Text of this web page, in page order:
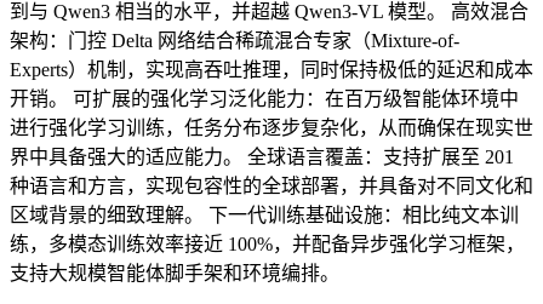
到与 Qwen3 相当的水平，并超越 Qwen3-VL 模型。 高效混合
架构：门控 Delta 网络结合稀疏混合专家（Mixture-of-
Experts）机制，实现高吞吐推理，同时保持极低的延迟和成本
开销。 可扩展的强化学习泛化能力：在百万级智能体环境中
进行强化学习训练，任务分布逐步复杂化，从而确保在现实世
界中具备强大的适应能力。 全球语言覆盖：支持扩展至 201
种语言和方言，实现包容性的全球部署，并具备对不同文化和
区域背景的细致理解。 下一代训练基础设施：相比纯文本训
练，多模态训练效率接近 100%，并配备异步强化学习框架，
支持大规模智能体脚手架和环境编排。